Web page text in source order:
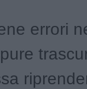
errori